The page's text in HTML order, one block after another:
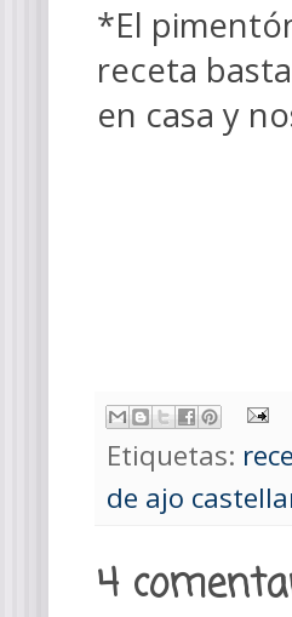
*El
receta
en casa y
Etiquetas:
de ajo
4